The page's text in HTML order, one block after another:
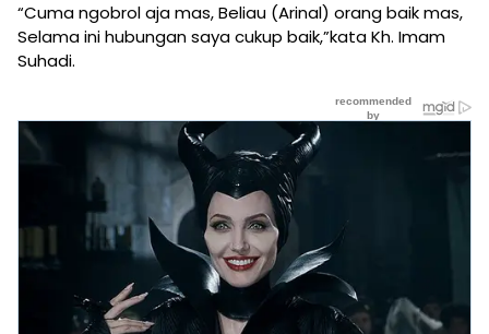
“Cuma ngobrol aja mas, Beliau (Arinal) orang baik mas,
Selama ini hubungan saya cukup baik,”kata Kh. Imam
Suhadi.